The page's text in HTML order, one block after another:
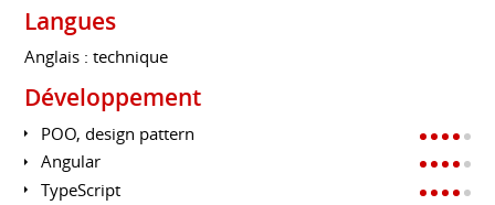
Langues
Anglais : technique
Développement
POO, design pattern
Angular
TypeScript